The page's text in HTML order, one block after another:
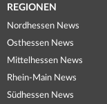
REGIONEN
Nordhessen News
Osthessen News
Mittelhessen News
Rhein-Main News
Südhessen News